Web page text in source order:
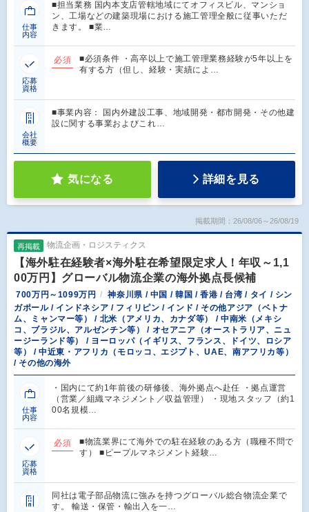
仕事
内容
■担当業務 国内本支店管轄地域にてオフィスビル、マンショ
ン、工場などの建築現場における施工管理全般に従事いただ
きます。 ■業…
応募
資格
必須
■必須条件 ・高卒以上で施工管理業務経験が5年以上を
有する方（但し、経験・実績によ…
会社
概要
■事業内容： 国内外建設工事、地域開発・都市開発・その他建
設に関する事業およびこれ…
気になる 詳細を見る
掲載期間：26/08/06～26/08/19
再掲載 物流企画・ロジスティクス
【海外駐在経験者×海外駐在希望限定求人！年収～1,1
00万円】グローバル物流企業の海外拠点長候補
700万円～1099万円
神奈川県 / 中国 / 韓国 / 香港 / 台湾 / タイ / シン
ガポール / インドネシア / フィリピン / インド / その他アジア（ベトナ
ム、ミャンマー等） / 北米（アメリカ、カナダ等） / 中南米（メキシ
コ、ブラジル、アルゼンチン等） / オセアニア（オーストラリア、ニュ
ージーランド等） / ヨーロッパ（イギリス、フランス、ドイツ、ロシア
等） / 中近東・アフリカ（モロッコ、エジプト、UAE、南アフリカ等）
/ その他の海外
仕事
内容
・国内にて約1年前後の研修後、海外拠点へ赴任 ・拠点運営
（営業／組織マネジメント／収益管理） ・現地スタッフ（約1
00名規模…
応募
資格
必須
■物流業界にて海外での駐在経験のある⽅（職種不問で
す） ■ピープルマネジメント経験…
同社は電子部品物流に強みを持つグローバル総合物流企業で
す。 輸送・保管・輸出入を一…